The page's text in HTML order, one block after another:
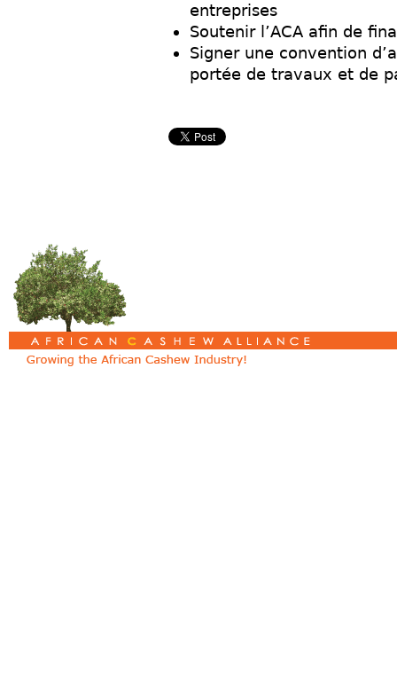
entreprises
Soutenir l’ACA afin de
Signer une convention
portée de travaux et de